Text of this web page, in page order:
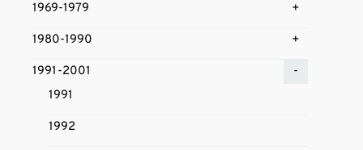
1969-1979
1980-1990
1991-2001
1991
1992